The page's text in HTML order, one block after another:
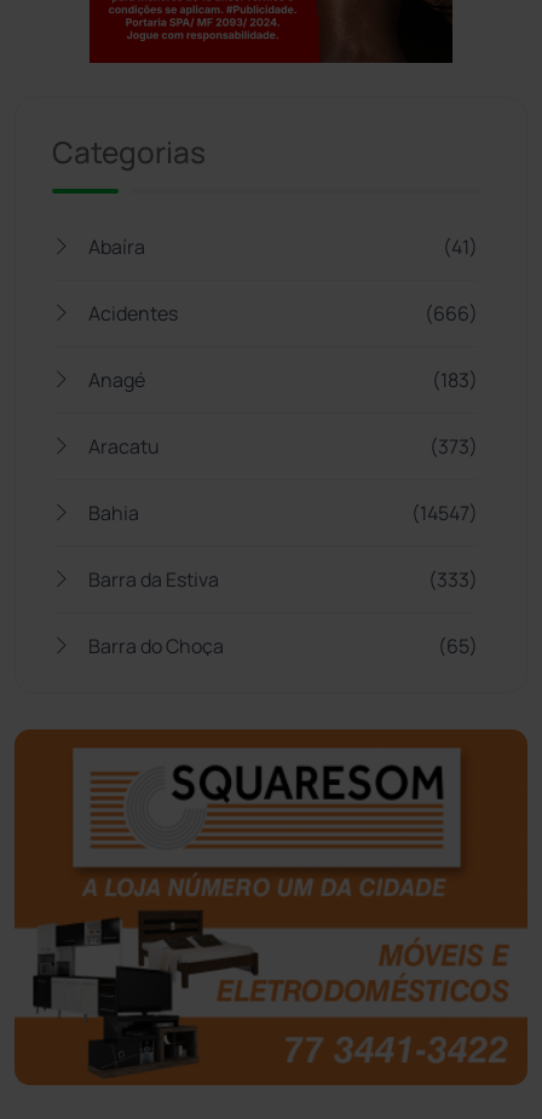
Categorias
Abaíra (41)
Acidentes (666)
Anagé (183)
Aracatu (373)
Bahia (14547)
Barra da Estiva (333)
Barra do Choça (65)
Bom Jesus da Lapa (510)
Boquira (152)
Botuporã
Brasil (7681)
Brumado (31967)